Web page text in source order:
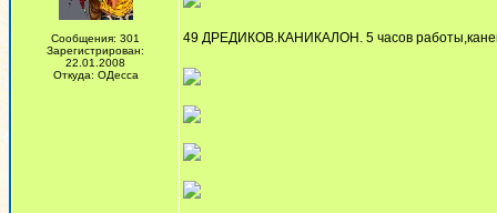
Сообщения: 301
Зарегистрирован:
22.01.2008
Откуда: ОДесса
49 ДРЕДИКОВ.КАНИКАЛОН. 5 часов